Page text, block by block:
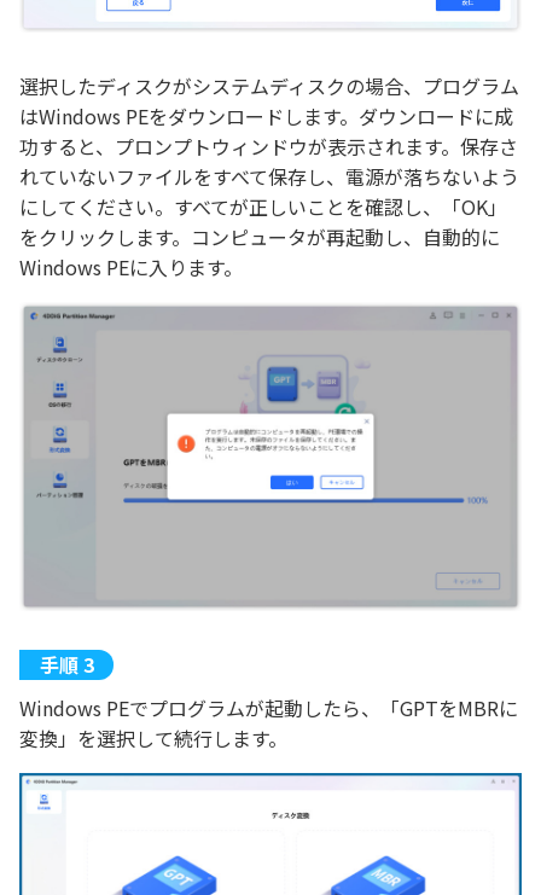
選択したディスクがシステムディスクの場合、プログラム
はWindows PEをダウンロードします。ダウンロードに成
功すると、プロンプトウィンドウが表示されます。保存さ
れていないファイルをすべて保存し、電源が落ちないよう
にしてください。すべてが正しいことを確認し、「OK」
をクリックします。コンピュータが再起動し、自動的に
Windows PEに入ります。
Windows PEでプログラムが起動したら、「GPTをMBRに
変換」を選択して続行します。